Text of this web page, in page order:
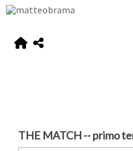
THE MATCH -- primo